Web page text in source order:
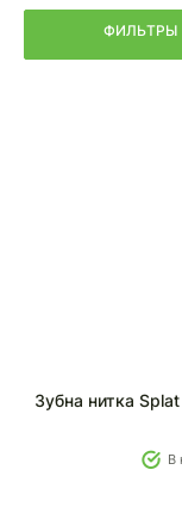
ФИЛЬТРЫ
Зубна нитка
В